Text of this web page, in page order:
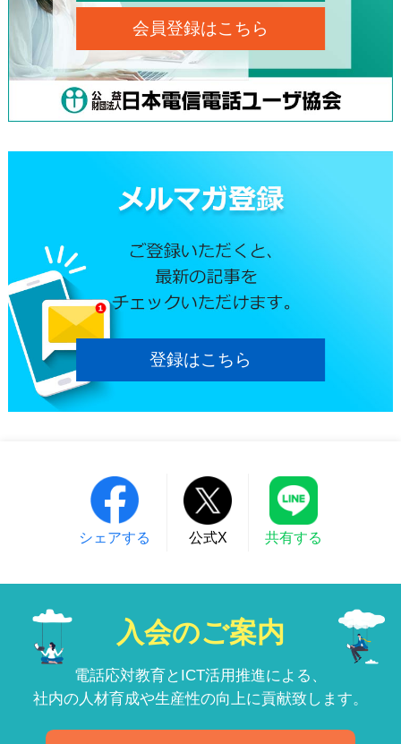
会員登録はこちら
登録はこちら
シェアする 公式X 共有する
入会のご案内
電話応対教育とICT活用推進による、
社内の人材育成や生産性の向上に貢献致します。